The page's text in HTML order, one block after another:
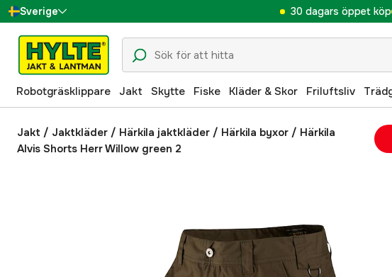
Sverige
Danmark
Suomi
Norge
Deutschland
30 dagars öppet köp
Robotgräsklippare Jakt Skytte Fiske Kläder & Skor Friluftsliv
Jakt / Jaktkläder / Härkila jaktkläder / Härkila byxor / Härkila
Alvis Shorts Herr Willow green 2